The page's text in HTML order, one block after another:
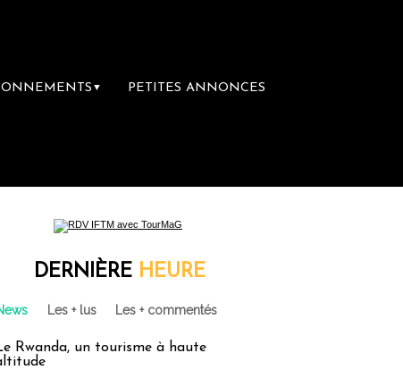
▼ PETITES ANNONCES
librairie du voyage
DERNIÈRE HEURE
Les + lus Les + commentés
Rwanda, un tourisme à haute